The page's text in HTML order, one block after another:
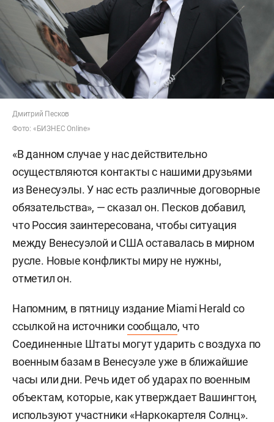
Дмитрий Песков
Фото: «БИЗНЕС Online»
«В данном случае у нас действительно
осуществляются контакты с нашими друзьями
из Венесуэлы. У нас есть различные договорные
обязательства», — сказал он. Песков добавил,
что Россия заинтересована, чтобы ситуация
между Венесуэлой и США оставалась в мирном
русле. Новые конфликты миру не нужны,
отметил он.
Напомним, в пятницу издание Miami Herald со
ссылкой на источники сообщало, что
Соединенные Штаты могут ударить с воздуха по
военным базам в Венесуэле уже в ближайшие
часы или дни. Речь идет об ударах по военным
объектам, которые, как утверждает Вашингтон,
используют участники «Наркокартеля Солнц».